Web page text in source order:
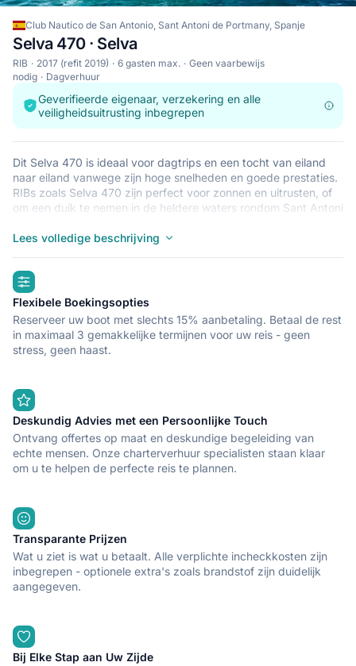
Club Nautico de San Antonio, Sant Antoni de Portmany, Spanje
Selva 470 · Selva
RIB 2017 (refit 2019) 6 gasten max.
Geen vaarbewijs
nodig
Dagverhuur
Geverifieerde eigenaar, verzekering en alle
veiligheidsuitrusting inbegrepen
Dit Selva 470 is ideaal voor dagtrips en een tocht van eiland
naar eiland vanwege zijn hoge snelheden en goede prestaties.
RIBs zoals Selva 470 zijn perfect voor zonnen en uitrusten, of
om een duik te nemen in de heldere waters rondom Sant Antoni
perfect voor een avontuur op zee met tot 6 aan boord. Begin je
de reis van je leven.
Lees volledige beschrijving
highlights
Flexibele Boekingsopties
Reserveer uw boot met slechts 15% aanbetaling. Betaal de rest
in maximaal 3 gemakkelijke termijnen voor uw reis - geen
stress, geen haast.
Deskundig Advies met een Persoonlijke Touch
Ontvang offertes op maat en deskundige begeleiding van
echte mensen. Onze charterverhuur specialisten staan klaar
om u te helpen de perfecte reis te plannen.
Transparante Prijzen
Wat u ziet is wat u betaalt. Alle verplichte incheckkosten zijn
inbegrepen - optionele extra's zoals brandstof zijn duidelijk
aangegeven.
Bij Elke Stap aan Uw Zijde